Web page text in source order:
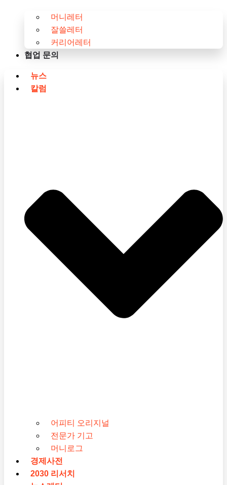
머니레터
잘쓸레터
커리어레터
협업 문의
뉴스
칼럼
어피티 오리지널
전문가 기고
머니로그
경제사전
2030 리서치